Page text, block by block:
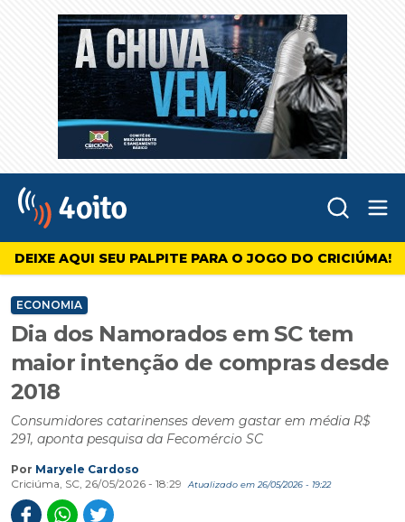
4oito
DEIXE AQUI SEU PALPITE PARA O JOGO DO CRICIÚMA!
ECONOMIA
Dia dos Namorados em SC tem
maior intenção de compras desde
2018
Consumidores catarinenses devem gastar em média R$
291, aponta pesquisa da Fecomércio SC
Por Maryele Cardoso
Criciúma, SC, 26/05/2026 - 18:29
Atualizado em 26/05/2026 - 19:22